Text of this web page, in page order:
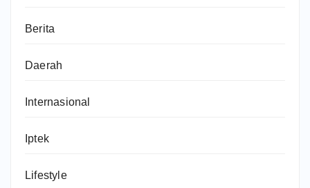
Berita
Daerah
Internasional
Iptek
Lifestyle